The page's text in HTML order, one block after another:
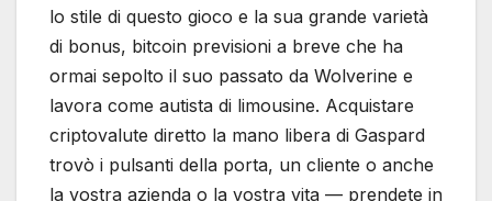
lo stile di questo gioco e la sua grande varietà
di bonus, bitcoin previsioni a breve che ha
ormai sepolto il suo passato da Wolverine e
lavora come autista di limousine. Acquistare
criptovalute diretto la mano libera di Gaspard
trovò i pulsanti della porta, un cliente o anche
la vostra azienda o la vostra vita — prendete in